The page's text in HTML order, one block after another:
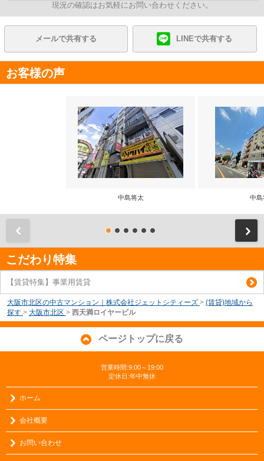
現況の確認はお気軽にお問い合わせください。
メールで共有する LINEで共有する
お客様の声
中島将太 中島
こだわり特集
【賃貸特集】事業用賃貸
大阪市北区の中古マンション｜株式会社ジェットシティーズ > (賃貸)地域から
探す > 大阪市北区 > 西天満ロイヤービル
ページトップに戻る
営業時間:9:00～19:00
定休日:年中無休
ホーム
会社概要
お問い合わせ